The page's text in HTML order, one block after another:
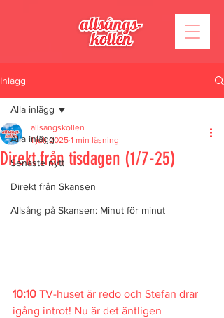
Inlägg
Alla inlägg
Senaste nytt
Direkt från Skansen
Allsång på Skansen: Minut för minut
Alla inlägg
Direkt från tisdagen (1/7-25)
allsangskollen
1 juli 2025 1 min läsning
10:10 TV-huset är redo och Stefan drar
igång introt! Nu är det äntligen